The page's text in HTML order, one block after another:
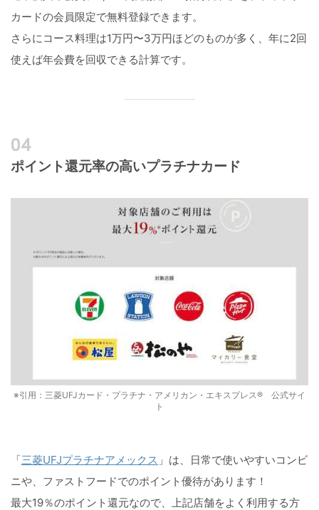
カードの会員限定で無料登録できます。
さらにコース料理は1万円〜3万円ほどのものが多く、年に2回
使えば年会費を回収できる計算です。
ポイント還元率の高いプラチナカード
※引用：三菱UFJカード・プラチナ・アメリカン・エキスプレス® 公式サイ
ト
「三菱UFJプラチナアメックス 」は、日常で使いやすいコンビ
ニや、ファストフードでのポイント優待があります！
最大19％のポイント還元なので、上記店舗をよく利用する方